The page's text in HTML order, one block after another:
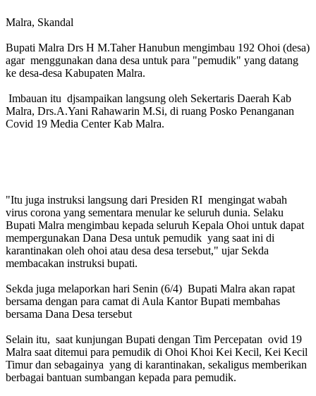
Malra, Skandal
Bupati Malra Drs H M.Taher Hanubun mengimbau 192 Ohoi (desa)
agar menggunakan dana desa untuk para "pemudik" yang datang
ke desa-desa Kabupaten Malra.
Imbauan itu djsampaikan langsung oleh Sekertaris Daerah Kab
Malra, Drs.A.Yani Rahawarin M.Si, di ruang Posko Penanganan
Covid 19 Media Center Kab Malra.
"Itu juga instruksi langsung dari Presiden RI mengingat wabah
virus corona yang sementara menular ke seluruh dunia. Selaku
Bupati Malra mengimbau kepada seluruh Kepala Ohoi untuk dapat
mempergunakan Dana Desa untuk pemudik yang saat ini di
karantinakan oleh ohoi atau desa desa tersebut," ujar Sekda
membacakan instruksi bupati.
Sekda juga melaporkan hari Senin (6/4) Bupati Malra akan rapat
bersama dengan para camat di Aula Kantor Bupati membahas
bersama Dana Desa tersebut
Selain itu, saat kunjungan Bupati dengan Tim Percepatan ovid 19
Malra saat ditemui para pemudik di Ohoi Khoi Kei Kecil, Kei Kecil
Timur dan sebagainya yang di karantinakan, sekaligus memberikan
berbagai bantuan sumbangan kepada para pemudik.